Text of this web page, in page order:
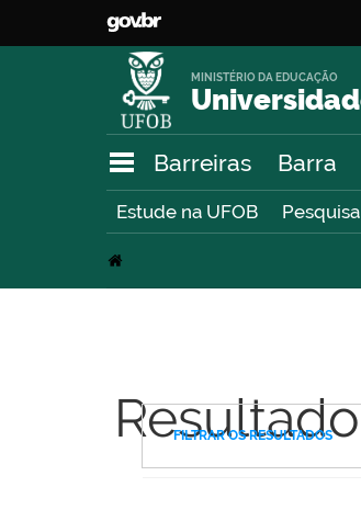
MINISTÉRIO DA EDUCAÇÃO
Barreiras Barra
Estude na UFOB Pesquisa
FILTRAR OS RESULTADOS